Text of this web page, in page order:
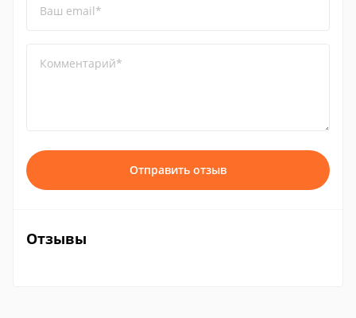
Ваш email*
Комментарий*
Отправить отзыв
Отзывы